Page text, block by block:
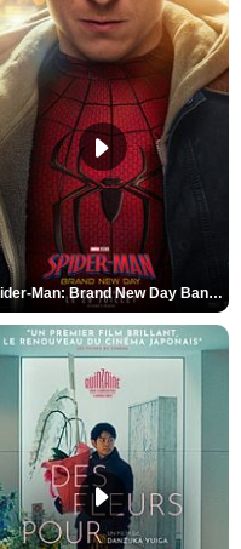
Spider-Man: Brand New Day Bande-annonce VO STFR